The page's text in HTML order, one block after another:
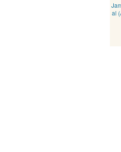
al